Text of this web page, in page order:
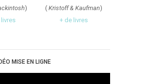
)
(Kristoff & Kaufman)
+ de livres
MISE EN LIGNE